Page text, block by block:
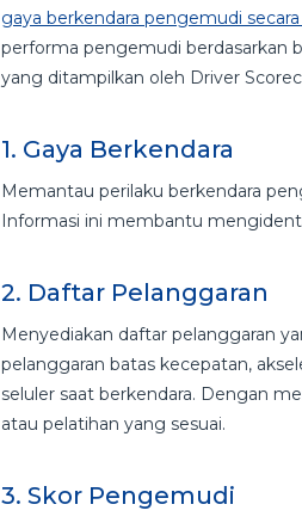
gaya berkendara pengemudi
performa pengemudi berdasarkan
yang ditampilkan oleh Driver
1. Gaya Berkendara
Memantau perilaku berkendara
Informasi ini membantu
2. Daftar Pelanggaran
Menyediakan daftar pelanggaran
pelanggaran batas kecepatan,
seluler saat berkendara. Dengan
atau pelatihan yang sesuai.
3. Skor Pengemudi